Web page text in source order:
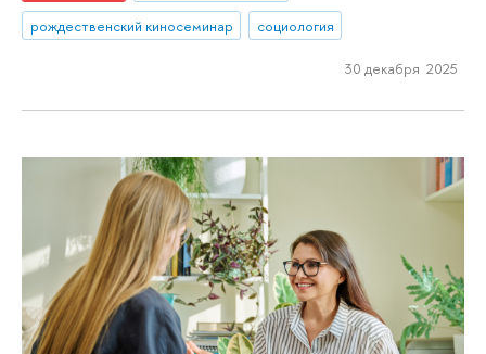
рождественский киносеминар
социология
30 декабря 2025